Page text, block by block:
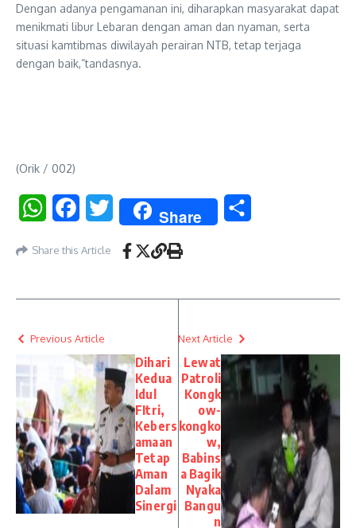
Dengan adanya pengamanan ini, diharapkan masyarakat dapat
menikmati libur Lebaran dengan aman dan nyaman, serta
situasi kamtibmas diwilayah perairan NTB, tetap terjaga
dengan baik,”tandasnya.
(Orik / 002)
WhatsAppFacebookTwitter Share
Share this Article
Previous Article
Dihari
Kedua
Idul
FItri,
Kebers
amaan
Tetap
Aman
Dalam
Sinergi
Next Article
Lewat
Patroli
Kongk
ow-
kongko
w,
Babins
a Bagik
Nyaka
Bangu
n